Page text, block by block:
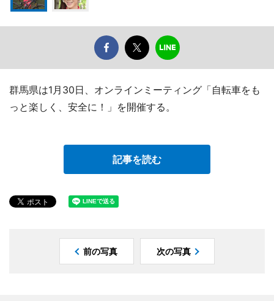
群馬県は1月30日、オンラインミーティング「自転車をも
っと楽しく、安全に！」を開催する。
記事を読む
前の写真 次の写真